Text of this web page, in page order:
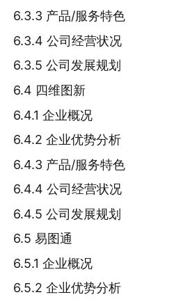
6.3.3 产品/服务特色
6.3.4 公司经营状况
6.3.5 公司发展规划
6.4 四维图新
6.4.1 企业概况
6.4.2 企业优势分析
6.4.3 产品/服务特色
6.4.4 公司经营状况
6.4.5 公司发展规划
6.5 易图通
6.5.1 企业概况
6.5.2 企业优势分析